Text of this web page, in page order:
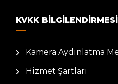
KVKK BILGILENDIRMESI
Kamera Aydınlatma
Hizmet Şartları